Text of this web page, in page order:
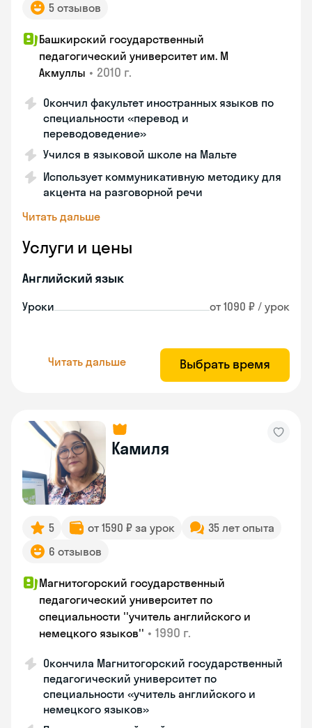
5 отзывов
Башкирский государственный
педагогический университет им. М
Акмуллы • 2010 г.
Окончил факультет иностранных языков по
специальности «перевод и
переводоведение»
Учился в языковой школе на Мальте
Использует коммуникативную методику для
акцента на разговорной речи
Читать дальше
Услуги и цены
Английский язык
Уроки от 1090 ₽ / урок
Читать дальше Выбрать время
Камиля
5 от 1590 ₽ за урок
35 лет опыта
6 отзывов
Магнитогорский государственный
педагогический университет по
специальности ''учитель английского и
немецкого языков'' • 1990 г.
Окончила Магнитогорский государственный
педагогический университет по
специальности «учитель английского и
немецкого языков»